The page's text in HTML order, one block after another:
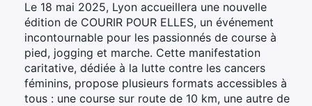
Le 18 mai 2025, Lyon accueillera une nouvelle
édition de COURIR POUR ELLES, un événement
incontournable pour les passionnés de course à
pied, jogging et marche. Cette manifestation
caritative, dédiée à la lutte contre les cancers
féminins, propose plusieurs formats accessibles à
tous : une course sur route de 10 km, une autre de